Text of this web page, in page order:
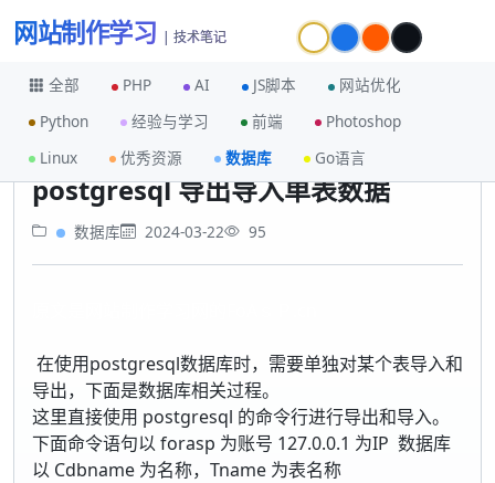
网站制作学习 | 技术笔记
全部 PHP AI JS脚本
网站优化
Python
经验与学习 前端
Photoshop
Linux
优秀资源 数据库 Go语言
首页 postgresql 导出导入单表数据
postgresql 导出导入单表数据
数据库 2024-03-22 95
在使用postgresql数据库时，需要单独对某个表导入和
导出，下面是数据库相关过程。
这里直接使用 postgresql 的命令行进行导出和导入。
下面命令语句以 forasp 为账号 127.0.0.1 为IP 数据库
以 Cdbname 为名称，Tname 为表名称